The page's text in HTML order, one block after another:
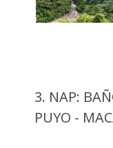
3. NAP:
PUYO -